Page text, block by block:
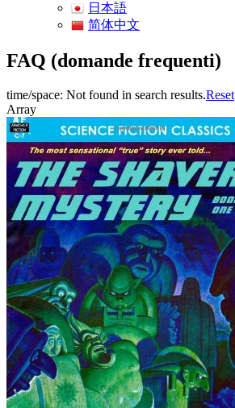
日本語
简体中文
FAQ (domande frequenti)
time/space: Not found in search results.Reset
Array